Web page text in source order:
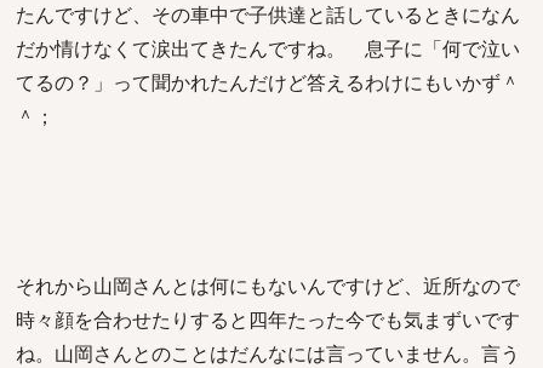
たんですけど、その車中で子供達と話しているときになん
だか情けなくて涙出てきたんですね。 息子に「何で泣い
てるの？」って聞かれたんだけど答えるわけにもいかず＾
＾；
それから山岡さんとは何にもないんですけど、近所なので
時々顔を合わせたりすると四年たった今でも気まずいです
ね。山岡さんとのことはだんなには言っていません。言う